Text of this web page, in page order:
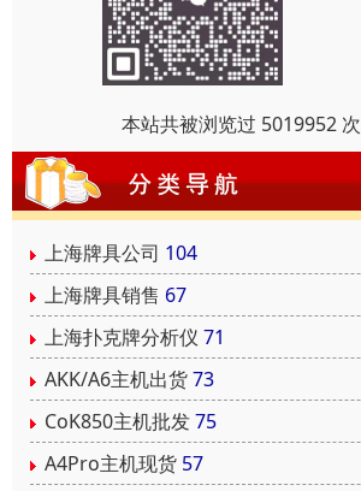
本站共被浏览过 5019952 次
上海牌具公司 104
上海牌具销售 67
上海扑克牌分析仪 71
AKK/A6主机出货73
CoK850主机批发75
A4Pro主机现货 57